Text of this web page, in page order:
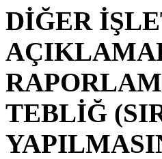
DİĞER
TEBLİĞ